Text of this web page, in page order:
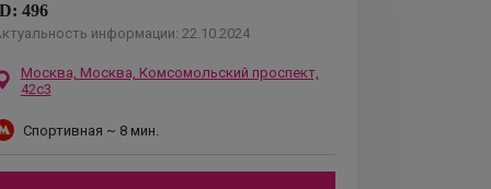
496
информации: 22.10.2024
Москва, Москва, Комсомольский проспект,
42с3
Спортивная ~ 8 мин.